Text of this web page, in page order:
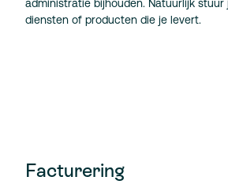
administratie bijhouden. Natuurlijk
diensten of producten die je levert.
Facturering